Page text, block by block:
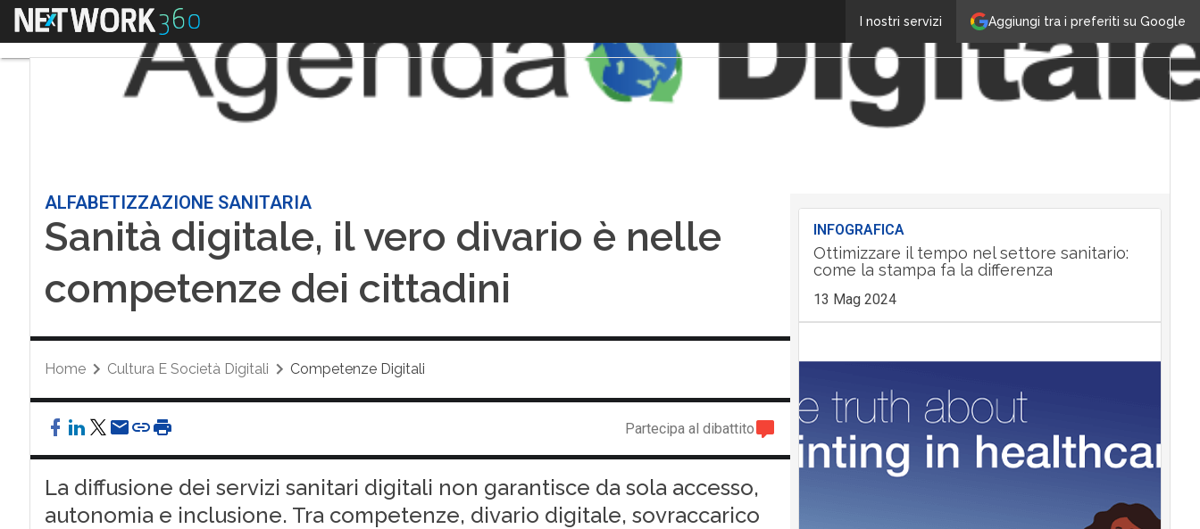
Aggiungi tra i preferiti su Google
I nostri servizi
Menu
ALFABETIZZAZIONE SANITARIA
Sanità digitale, il vero divario è nelle
competenze dei cittadini
Home Cultura E Società Digitali Competenze Digitali
Partecipa al dibattito
La diffusione dei servizi sanitari digitali non garantisce da sola accesso,
autonomia e inclusione. Tra competenze, divario digitale, sovraccarico
INFOGRAFICA
Ottimizzare il tempo nel settore sanitario:
come la stampa fa la differenza
13 Mag 2024